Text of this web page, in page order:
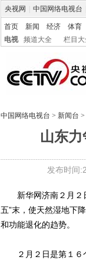
央视网 中国网络电视台
首页 新闻 经济 体育
电视
频道大全 栏目大
中国网络电视台 > 新闻台 >
山东
发布时间
新华网济南２月２日
五”末，使天然湿地下
和功能退化的趋势。
２月２日是第１６个